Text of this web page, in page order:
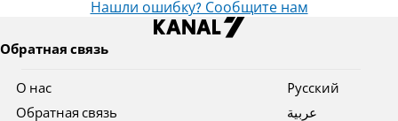
Нашли ошибку? Сообщите нам
Обратная связь
О нас
Обратная связь
Pусский
عربية